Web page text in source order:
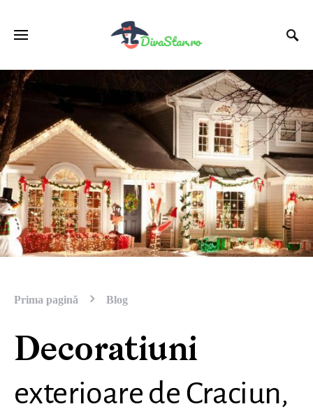
Prima pagină Blog
Decoratiuni
exterioare de Craciun,